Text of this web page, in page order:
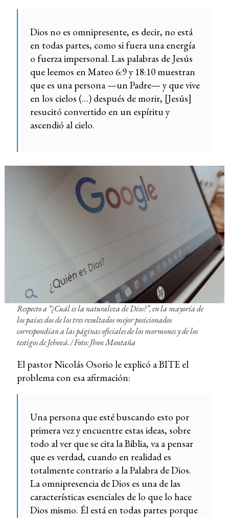
Dios no es omnipresente, es decir, no está
en todas partes, como si fuera una energía
o fuerza impersonal. Las palabras de Jesús
que leemos en Mateo 6:9 y 18:10 muestran
que es una persona —un Padre— y que vive
en los cielos (…) después de morir, [Jesús]
resucitó convertido en un espíritu y
ascendió al cielo.
Respecto a “¿Cuál es la naturaleza de Dios?”, en la mayoría de
los países dos de los tres resultados mejor posicionados
correspondían a las páginas oficiales de los mormones y de los
testigos de Jehová. /Foto: Jhon Montaña
El pastor Nicolás Osorio le explicó a BITE el
problema con esa afirmación:
Una persona que esté buscando esto por
primera vez y encuentre estas ideas, sobre
todo al ver que se cita la Biblia, va a pensar
que es verdad, cuando en realidad es
totalmente contrario a la Palabra de Dios.
La omnipresencia de Dios es una de las
características esenciales de lo que lo hace
Dios mismo. Él está en todas partes porque